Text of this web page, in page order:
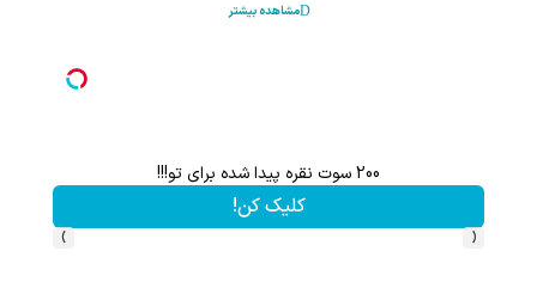
مشاهده بیشتر
200 سوت نقره پیدا شده برای تو!!!
کلیک کن!
‹
›